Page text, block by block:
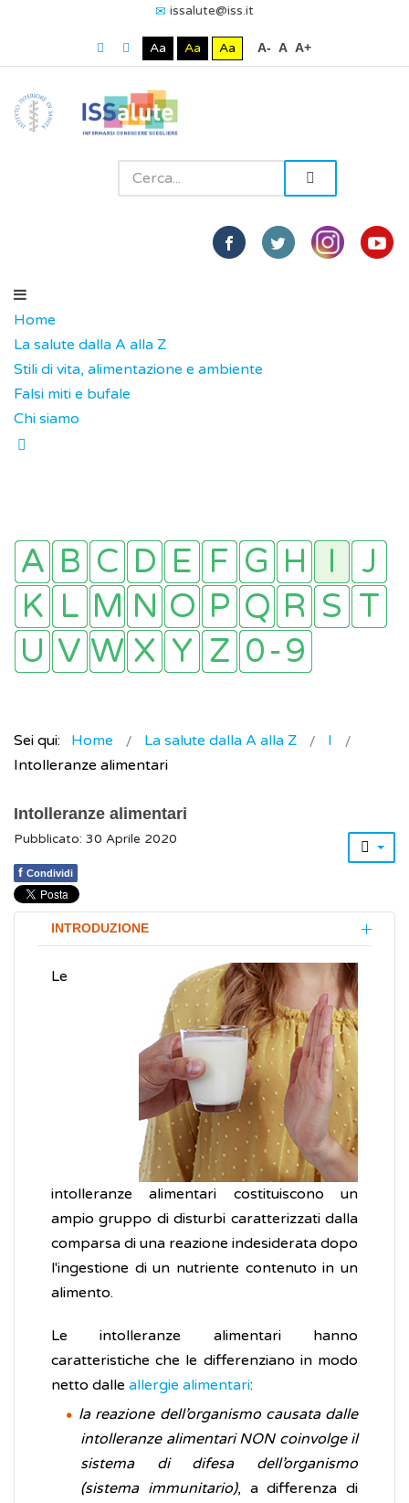
issalute@iss.it
Aa Aa Aa A- A A+
Home
La salute dalla A alla Z
Stili di vita, alimentazione e ambiente
Falsi miti e bufale
Chi siamo
Sei qui: Home La salute dalla A alla Z
I
Intolleranze alimentari
Intolleranze alimentari
Pubblicato: 30 Aprile 2020
f Condividi
INTRODUZIONE
Le
intolleranze alimentari costituiscono un
ampio gruppo di disturbi caratterizzati dalla
comparsa di una reazione indesiderata dopo
l'ingestione di un nutriente contenuto in un
alimento.
Le intolleranze alimentari hanno
caratteristiche che le differenziano in modo
netto dalle allergie alimentari:
la reazione dell’organismo causata dalle
intolleranze alimentari NON coinvolge il
sistema di difesa dell’organismo
(sistema immunitario), a differenza di